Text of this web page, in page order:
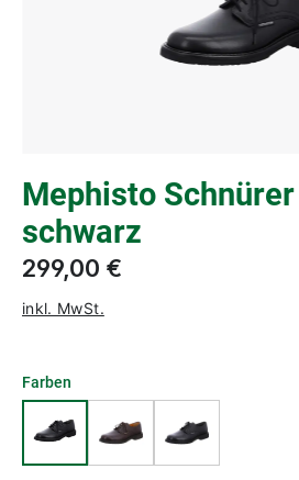
Mephisto
schwarz
299,00 €
inkl. MwSt.
Farben